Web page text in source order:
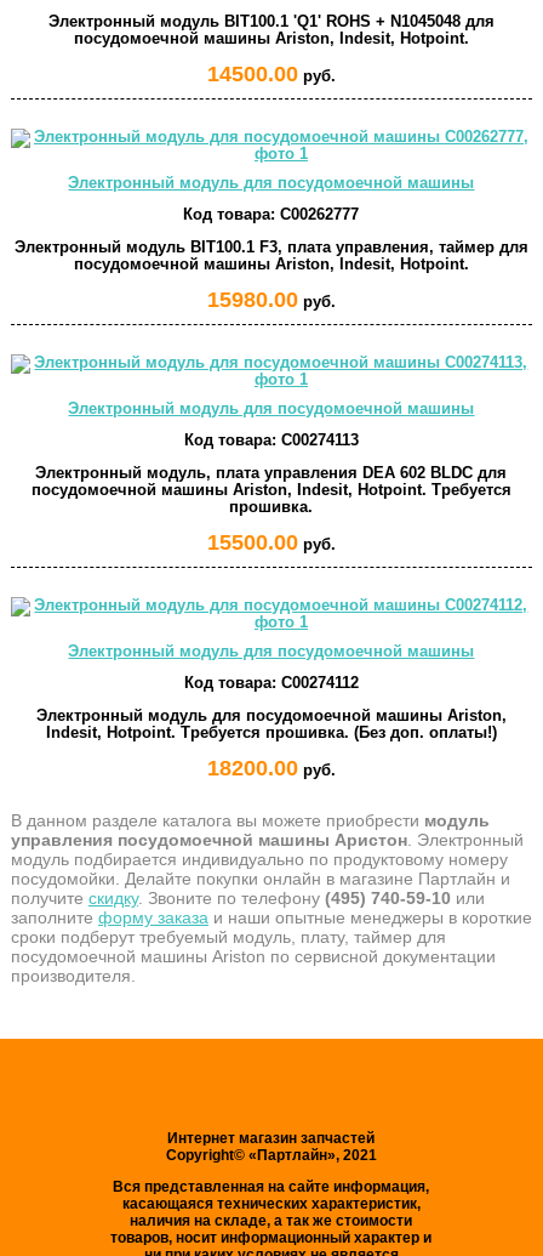
Электронный модуль BIT100.1 'Q1' ROHS + N1045048 для
посудомоечной машины Ariston, Indesit, Hotpoint.
14500.00руб.
Электронный модуль для посудомоечной машины
Код товара: C00262777
Электронный модуль BIT100.1 F3, плата управления, таймер для
посудомоечной машины Ariston, Indesit, Hotpoint.
15980.00руб.
Электронный модуль для посудомоечной машины
Код товара: C00274113
Электронный модуль, плата управления DEA 602 BLDC для
посудомоечной машины Ariston, Indesit, Hotpoint. Требуется
прошивка.
15500.00руб.
Электронный модуль для посудомоечной машины
Код товара: C00274112
Электронный модуль для посудомоечной машины Ariston,
Indesit, Hotpoint. Требуется прошивка. (Без доп. оплаты!)
18200.00руб.
В данном разделе каталога вы можете приобрести модуль
управления посудомоечной машины Аристон. Электронный
модуль подбирается индивидуально по продуктовому номеру
посудомойки. Делайте покупки онлайн в магазине Партлайн и
получите скидку. Звоните по телефону (495) 740-59-10или
заполните форму заказа и наши опытные менеджеры в короткие
сроки подберут требуемый модуль, плату, таймер для
посудомоечной машины Ariston по сервисной документации
производителя.
Интернет магазин запчастей
Copyright© «Партлайн», 2021
Вся представленная на сайте информация,
касающаяся технических характеристик,
наличия на складе, а так же стоимости
товаров, носит информационный характер и